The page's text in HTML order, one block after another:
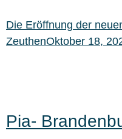
Die Eröffnung der
ZeuthenOktober 18,
Pia-